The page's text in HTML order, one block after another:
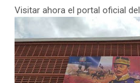
Visitar ahora el portal oficial del